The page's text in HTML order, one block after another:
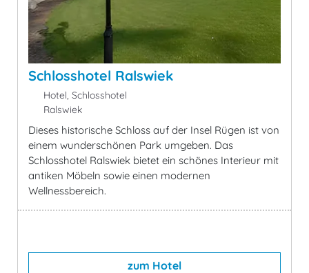
Schlosshotel Ralswiek
Hotel, Schlosshotel
Ralswiek
Dieses historische Schloss auf der Insel Rügen ist von
einem wunderschönen Park umgeben. Das
Schlosshotel Ralswiek bietet ein schönes Interieur mit
antiken Möbeln sowie einen modernen
Wellnessbereich.
zum Hotel